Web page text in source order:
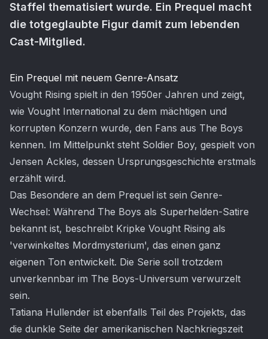
Staffel thematisiert wurde. Ein Prequel macht
die totgeglaubte Figur damit zum lebenden
Cast-Mitglied.
Artikel-Inhalt
Ein Prequel mit neuem Genre-Ansatz
Vought Rising spielt in den 1950er Jahren und zeigt,
wie Vought International zu dem mächtigen und
korrupten Konzern wurde, den Fans aus The Boys
kennen. Im Mittelpunkt steht Soldier Boy, gespielt von
Jensen Ackles, dessen Ursprungsgeschichte erstmals
erzählt wird.
Das Besondere an dem Prequel ist sein Genre-
Wechsel: Während The Boys als Superhelden-Satire
bekannt ist, beschreibt Kripke Vought Rising als
'verwinkeltes Mordmysterium', das einen ganz
eigenen Ton entwickelt. Die Serie soll trotzdem
unverkennbar im The Boys-Universum verwurzelt
sein.
Tatiana Hullender ist ebenfalls Teil des Projekts, das
die dunkle Seite der amerikanischen Nachkriegszeit